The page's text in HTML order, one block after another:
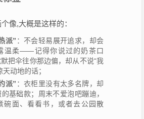
像,大概是这样的：
派” ：不会轻易展开追求，却会
温柔——记得你说过的奶茶口
把伞往你那边偏，却从不说“我
动地的话；
派” ：衣柜里没有太多名牌，却
基础款；周末不爱泡吧蹦迪，
碗面、看看书，或者去公园散